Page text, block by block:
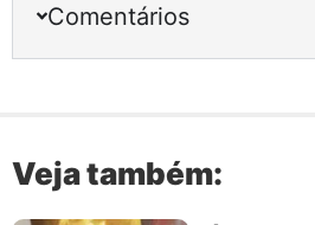
Comentários
Veja também: